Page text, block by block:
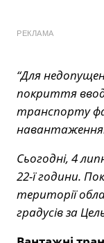
РЕКЛАМА
“Для
покриття
транспорту
Сьогодні, 4
22-ї години.
території
градусів за